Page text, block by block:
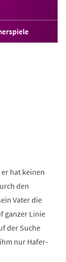
hat keinen
den
Vater die
ganzer Linie
der Suche
nur Hafer-